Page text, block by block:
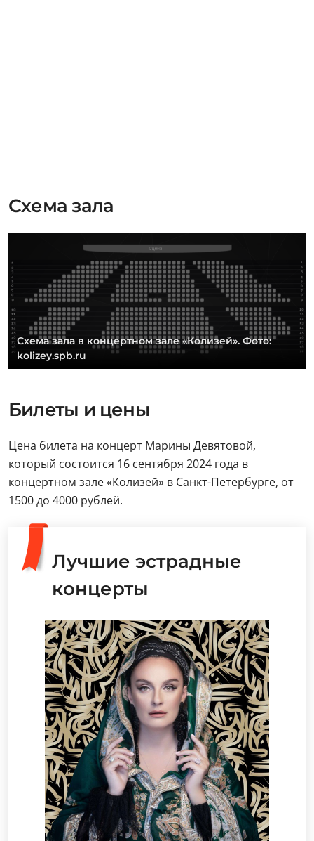
Схема зала
Схема зала в концертном зале «Колизей». Фото:
kolizey.spb.ru
Билеты и цены
Цена билета на концерт Марины Девятовой,
который состоится 16 сентября 2024 года в
концертном зале «Колизей» в Санкт-Петербурге, от
1500 до 4000 рублей.
Лучшие эстрадные
концерты